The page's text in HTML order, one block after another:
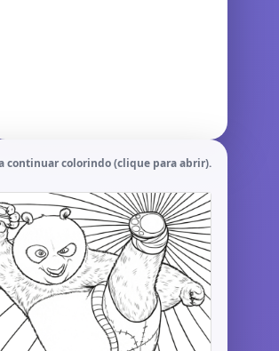
continuar colorindo (clique para abrir).